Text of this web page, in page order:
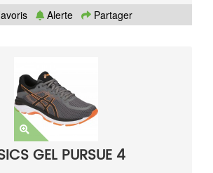
Alerte Partager
GEL PURSUE 4